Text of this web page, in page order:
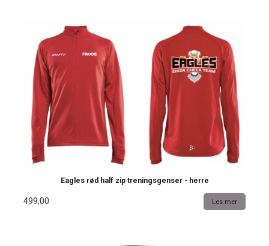
Eagles rød half zip treningsgenser - herre
499,00 Les mer